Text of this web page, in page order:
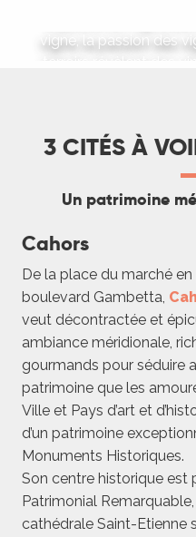
vigne, la passion des
3 CITÉS À
Un patrimoine
Cahors
De la place du marché
boulevard Gambetta,
veut décontractée et
ambiance méridionale,
gourmands pour séduire
patrimoine que les
Ville et Pays d’art et
d’un patrimoine
Monuments Historiques.
Son centre historique est
Patrimonial
cathédrale Saint-Etienne